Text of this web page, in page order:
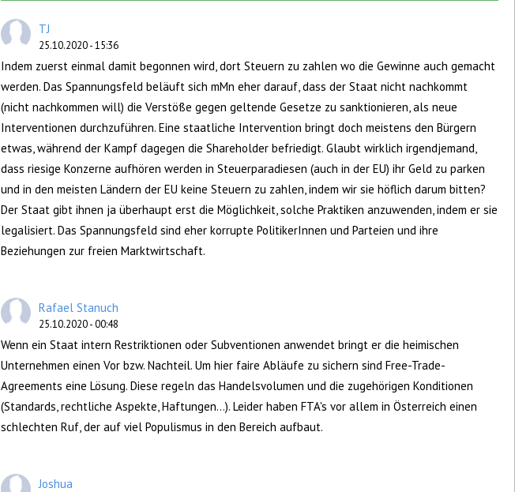
Configure
für das
den Faktor
und
TJ
25.10.2020 - 15:36
Indem zuerst einmal damit begonnen wird, dort Steuern zu zahlen wo die Gewinne auch gemacht
werden. Das Spannungsfeld beläuft sich mMn eher darauf, dass der Staat nicht nachkommt
(nicht nachkommen will) die Verstöße gegen geltende Gesetze zu sanktionieren, als neue
Interventionen durchzuführen. Eine staatliche Intervention bringt doch meistens den Bürgern
etwas, während der Kampf dagegen die Shareholder befriedigt. Glaubt wirklich irgendjemand,
dass riesige Konzerne aufhören werden in Steuerparadiesen (auch in der EU) ihr Geld zu parken
und in den meisten Ländern der EU keine Steuern zu zahlen, indem wir sie höflich darum bitten?
Der Staat gibt ihnen ja überhaupt erst die Möglichkeit, solche Praktiken anzuwenden, indem er sie
legalisiert. Das Spannungsfeld sind eher korrupte PolitikerInnen und Parteien und ihre
Beziehungen zur freien Marktwirtschaft.
Rafael Stanuch
25.10.2020 - 00:48
Wenn ein Staat intern Restriktionen oder Subventionen anwendet bringt er die heimischen
Unternehmen einen Vor bzw. Nachteil. Um hier faire Abläufe zu sichern sind Free-Trade-
Agreements eine Lösung. Diese regeln das Handelsvolumen und die zugehörigen Konditionen
(Standards, rechtliche Aspekte, Haftungen...). Leider haben FTA's vor allem in Österreich einen
schlechten Ruf, der auf viel Populismus in den Bereich aufbaut.
Joshua